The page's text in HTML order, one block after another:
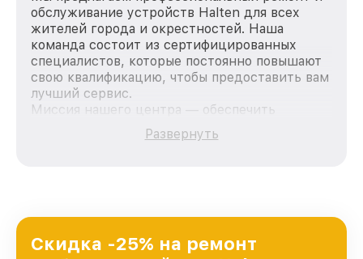
обслуживание устройств Halten для всех
жителей города и окрестностей. Наша
команда состоит из сертифицированных
специалистов, которые постоянно повышают
свою квалификацию, чтобы предоставить вам
лучший сервис.
Миссия нашего центра — обеспечить
качественный и доступный ремонт для
каждого пользователя продукции Halten, вне
Нижнем Новгороде, постоянно повышая
уровень доверия и лояльности наших
Развернуть
Скидка -25% на ремонт